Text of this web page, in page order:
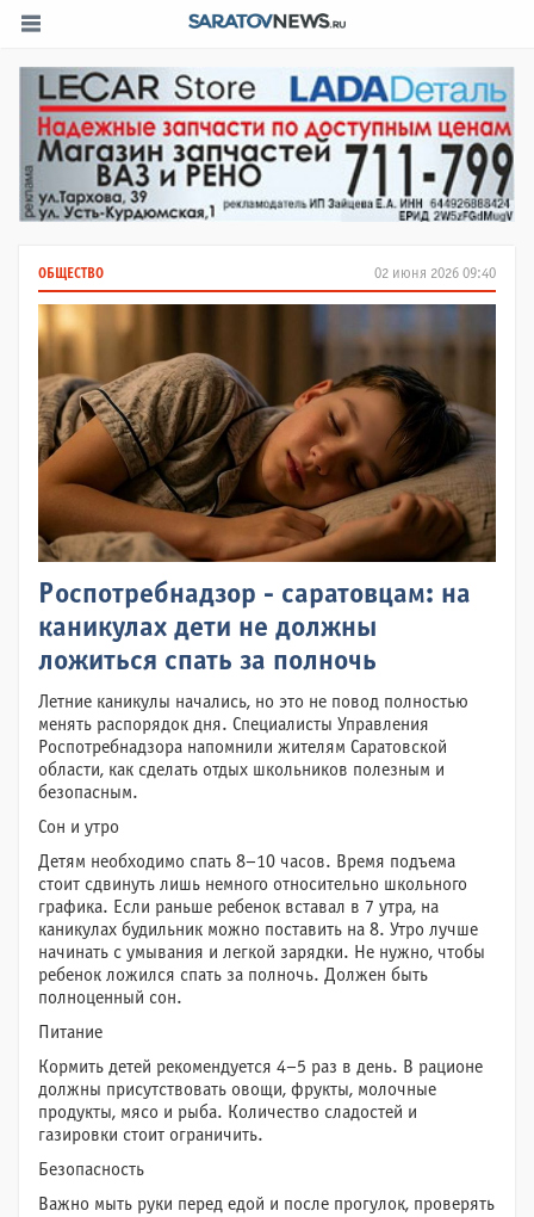
02 июня 2026 09:40
ОБЩЕСТВО
Роспотребнадзор - саратовцам: на
каникулах дети не должны
ложиться спать за полночь
Летние каникулы начались, но это не повод полностью
менять распорядок дня. Специалисты Управления
Роспотребнадзора напомнили жителям Саратовской
области, как сделать отдых школьников полезным и
безопасным.
Сон и утро
Детям необходимо спать 8–10 часов. Время подъема
стоит сдвинуть лишь немного относительно школьного
графика. Если раньше ребенок вставал в 7 утра, на
каникулах будильник можно поставить на 8. Утро лучше
начинать с умывания и легкой зарядки. Не нужно, чтобы
ребенок ложился спать за полночь. Должен быть
полноценный сон.
Питание
Кормить детей рекомендуется 4–5 раз в день. В рационе
должны присутствовать овощи, фрукты, молочные
продукты, мясо и рыба. Количество сладостей и
газировки стоит ограничить.
Безопасность
Важно мыть руки перед едой и после прогулок, проверять